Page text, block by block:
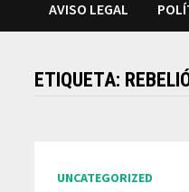
AVISO LEGAL
ETIQUETA:
UNCATEGORIZED